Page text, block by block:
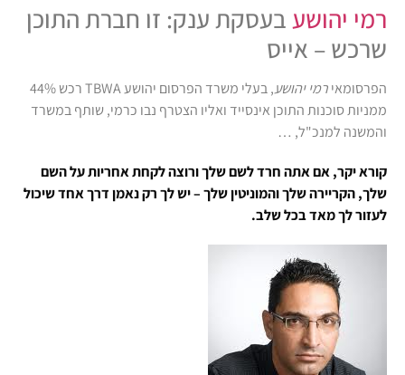
רמי יהושעבעסקת ענק: זו חברת התוכן
שרכש – אייס
הפרסומאירמי יהושע
, בעלי משרד הפרסום יהושע TBWA רכש 44%
ממניות סוכנות התוכן אינסייד ואליו הצטרף נבו כרמי, שותף במשרד
והמשנה למנכ"ל, …
קורא יקר, אם אתה חרד לשם שלך ורוצה לקחת אחריות על השם
שלך, הקריירה שלך והמוניטין שלך – יש לך רק נאמן דרך אחד שיכול
לעזור לך מאד בכל שלב.